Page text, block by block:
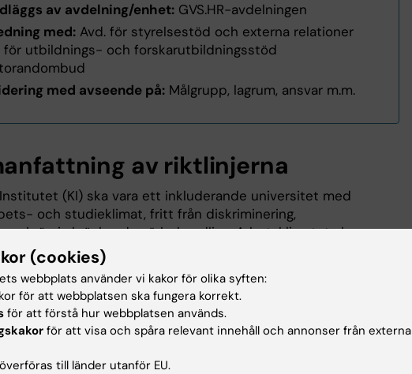
av avdelning/enhet: GVS.HR-avdelningen
med: Avd. för styrelsestöd och externa relationer
för utbildnings- och forskarutbildningsstöd
med avseende på: Målgrupp, lagrum, ansvar m.m.
av riktlinjerna
(KI) ska vara ett inkluderande universitet med
och studieklimat, fritt från diskriminering,
och övrig kränkande särbehandling. Arbetsklimatet ska
respekt mellan medarbetare och studenter.
trakasserier och övrig kränkande särbehandling är ett
mot hälsa, välbefinnande, arbetsglädje och möjligheter
KI arbetar därför aktivt mot dessa beteenden. Varje
och student har ett eget ansvar för att i det vardagliga
medarbetare/medstudenter behandla var och en med
(cookies)
webbplats använder vi kakor för olika syften:
för att webbplatsen ska fungera korrekt.
för att förstå hur webbplatsen används.
för att visa och spåra relevant innehåll och annonser från externa
till länder utanför EU.